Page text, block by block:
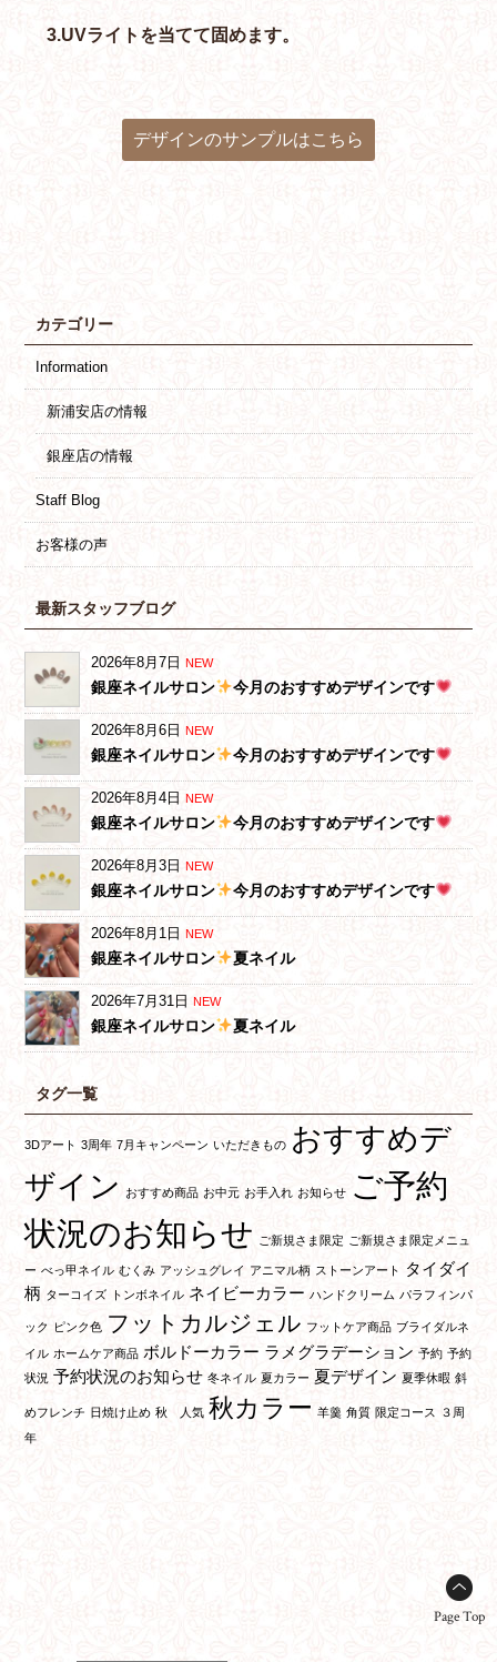
3.UVライトを当てて固めます。
デザインのサンプルはこちら
カテゴリー
Information
新浦安店の情報
銀座店の情報
Staff Blog
お客様の声
最新スタッフブログ
2026年8月7日 NEW
銀座ネイルサロン 今月のおすすめデザインです
2026年8月6日 NEW
銀座ネイルサロン 今月のおすすめデザインです
2026年8月4日 NEW
銀座ネイルサロン 今月のおすすめデザインです
2026年8月3日 NEW
銀座ネイルサロン 今月のおすすめデザインです
2026年8月1日 NEW
銀座ネイルサロン 夏ネイル
2026年7月31日 NEW
銀座ネイルサロン 夏ネイル
タグ一覧
3Dアート 3周年 7月キャンペーン いただきもの おすすめデ
ザイン
おすすめ商品 お中元 お手入れ お知らせ ご予約
状況のお知らせ
ご新規さま限定 ご新規さま限定メニュ
ー べっ甲ネイル むくみ アッシュグレイ アニマル柄 ストーンアート
タイダイ
柄 ターコイズ トンボネイル ネイビーカラー ハンドクリーム パラフィンパ
ック ピンク色 フットカルジェル フットケア商品 ブライダルネ
イル ホームケア商品 ボルドーカラー ラメグラデーション 予約 予約
状況 予約状況のお知らせ 冬ネイル 夏カラー 夏デザイン 夏季休暇 斜
めフレンチ 日焼け止め 秋 人気 秋カラー 羊羹 角質 限定コース
３周
年
Page Top